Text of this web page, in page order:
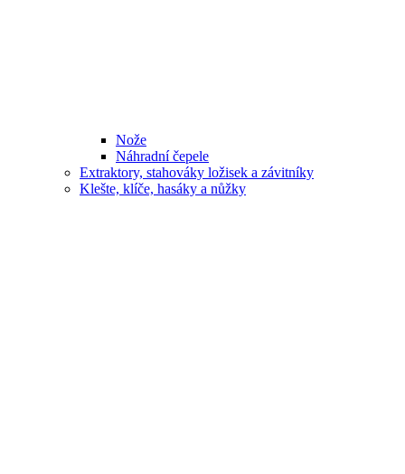
Nože
Náhradní čepele
Extraktory, stahováky ložisek a závitníky
Klešte, klíče, hasáky a nůžky